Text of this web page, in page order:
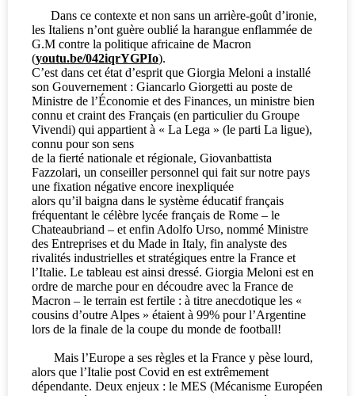
Dans ce contexte et non sans un arrière-goût d’ironie,
les Italiens n’ont guère oublié la harangue enflammée de
G.M contre la politique africaine de Macron
(youtu.be/042iqrYGPIo).
C’est dans cet état d’esprit que Giorgia Meloni a installé
son Gouvernement : Giancarlo Giorgetti au poste de
Ministre de l’Économie et des Finances, un ministre bien
connu et craint des Français (en particulier du Groupe
Vivendi) qui appartient à « La Lega » (le parti La ligue),
connu pour son sens
de la fierté nationale et régionale, Giovanbattista
Fazzolari, un conseiller personnel qui fait sur notre pays
une fixation négative encore inexpliquée
alors qu’il baigna dans le système éducatif français
fréquentant le célèbre lycée français de Rome – le
Chateaubriand – et enfin Adolfo Urso, nommé Ministre
des Entreprises et du Made in Italy, fin analyste des
rivalités industrielles et stratégiques entre la France et
l’Italie. Le tableau est ainsi dressé. Giorgia Meloni est en
ordre de marche pour en découdre avec la France de
Macron – le terrain est fertile : à titre anecdotique les «
cousins d’outre Alpes » étaient à 99% pour l’Argentine
lors de la finale de la coupe du monde de football!
Mais l’Europe a ses règles et la France y pèse lourd,
alors que l’Italie post Covid en est extrêmement
dépendante. Deux enjeux : le MES (Mécanisme Européen